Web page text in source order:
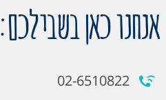
אנחנו כאן בשבילכם:
02-6510822